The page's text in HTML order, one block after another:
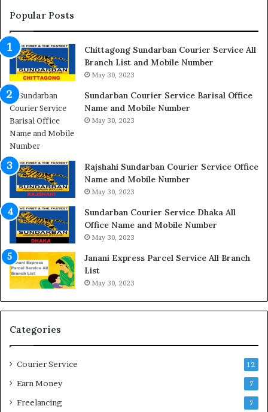
Popular Posts
Chittagong Sundarban Courier Service All
Branch List and Mobile Number
May 30, 2023
Sundarban Courier Service Barisal Office
Name and Mobile Number
May 30, 2023
Rajshahi Sundarban Courier Service Office
Name and Mobile Number
May 30, 2023
Sundarban Courier Service Dhaka All
Office Name and Mobile Number
May 30, 2023
Janani Express Parcel Service All Branch
List
May 30, 2023
Categories
Courier Service 12
Earn Money 7
Freelancing 7